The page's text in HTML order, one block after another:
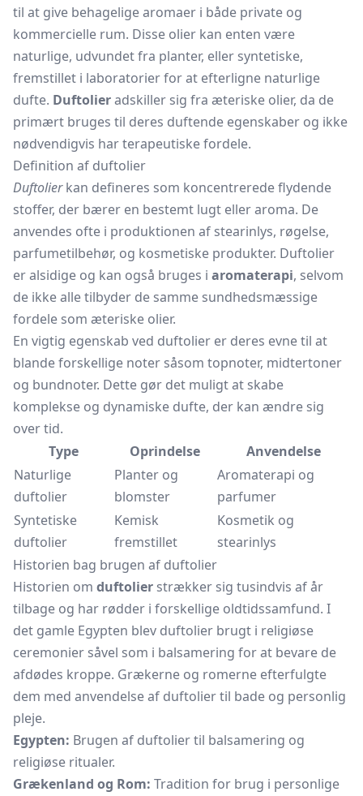
til at give behagelige aromaer i både private og
kommercielle rum. Disse olier kan enten være
naturlige, udvundet fra planter, eller syntetiske,
fremstillet i laboratorier for at efterligne naturlige
dufte. Duftolieradskiller sig fra æteriske olier, da de
primært bruges til deres duftende egenskaber og ikke
nødvendigvis har terapeutiske fordele.
Definition af duftolier
Duftolierkan defineres som koncentrerede flydende
stoffer, der bærer en bestemt lugt eller aroma. De
anvendes ofte i produktionen af stearinlys, røgelse,
parfumetilbehør, og kosmetiske produkter. Duftolier
er alsidige og kan også bruges i aromaterapi, selvom
de ikke alle tilbyder de samme sundhedsmæssige
fordele som æteriske olier.
En vigtig egenskab ved duftolier er deres evne til at
blande forskellige noter såsom topnoter, midtertoner
og bundnoter. Dette gør det muligt at skabe
komplekse og dynamiske dufte, der kan ændre sig
over tid.
Type
Oprindelse
Anvendelse
Naturlige
duftolier
Planter og
blomster
Aromaterapi og
parfumer
Syntetiske
duftolier
Kemisk
fremstillet
Kosmetik og
stearinlys
Historien bag brugen af duftolier
Historien om duftolier strækker sig tusindvis af år
tilbage og har rødder i forskellige oldtidssamfund. I
det gamle Egypten blev duftolier brugt i religiøse
ceremonier såvel som i balsamering for at bevare de
afdødes kroppe. Grækerne og romerne efterfulgte
dem med anvendelse af duftolier til bade og personlig
pleje.
Egypten: Brugen af duftolier til balsamering og
religiøse ritualer.
Grækenland og Rom: Tradition for brug i personlige